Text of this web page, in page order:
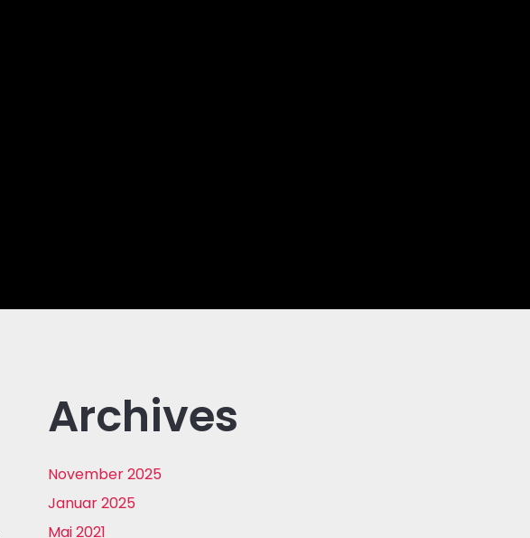
Archives
November 2025
Januar 2025
Mai 2021